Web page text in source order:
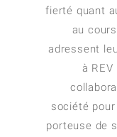
fierté quant
au
adressent
à REV
société
porteuse de